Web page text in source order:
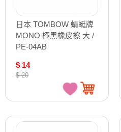
日本 TOMBOW 蜻蜓牌
MONO 極黑橡皮擦 大 /
PE-04AB
$ 14
$ 20